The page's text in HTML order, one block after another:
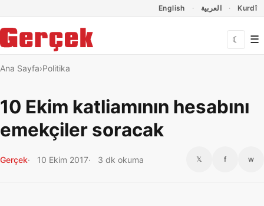
English العربية Kurdî
☾ ☰
Ana Sayfa Politika
10 Ekim katliamının hesabını
emekçiler soracak
Gerçek 10 Ekim 2017 3 dk okuma 𝕏 f w